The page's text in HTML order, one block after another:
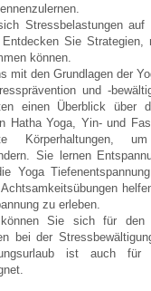
Stressbelastungen auf
Sie
können.
mit den Grundlagen der
und -
einen Überblick über
Hatha Yoga, Yin- und
um
Sie lernen
Yoga
zu erleben.
Sie sich für den
bei der
ist auch für